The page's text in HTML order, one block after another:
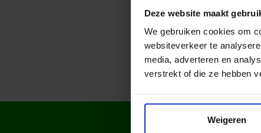
Deze website maakt
We gebruiken cookies om
websiteverkeer te
media, adverteren en
verstrekt of die ze hebben
Weigeren
Deel dit bericht op